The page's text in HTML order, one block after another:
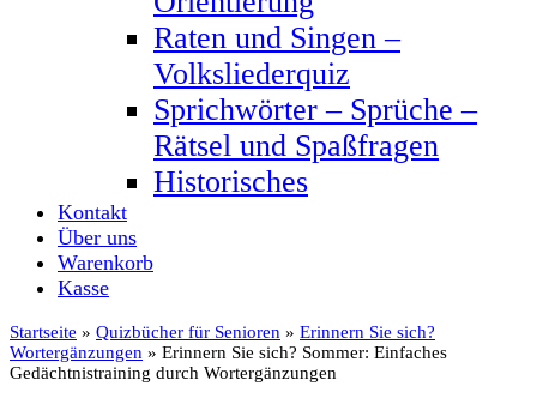
Raten und Singen –
Volksliederquiz
Sprichwörter – Sprüche –
Rätsel und Spaßfragen
Historisches
Kontakt
Über uns
Warenkorb
Kasse
Startseite » Quizbücher für Senioren » Erinnern Sie sich?
Wortergänzungen » Erinnern Sie sich? Sommer: Einfaches
Gedächtnistraining durch Wortergänzungen